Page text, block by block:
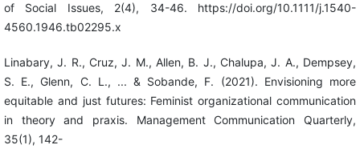
of Social Issues, 2(4), 34-46. https://doi.org/10.1111/j.1540-
4560.1946.tb02295.x
Linabary, J. R., Cruz, J. M., Allen, B. J., Chalupa, J. A., Dempsey,
S. E., Glenn, C. L., ... & Sobande, F. (2021). Envisioning more
equitable and just futures: Feminist organizational communication
in theory and praxis. Management Communication Quarterly,
35(1), 142-